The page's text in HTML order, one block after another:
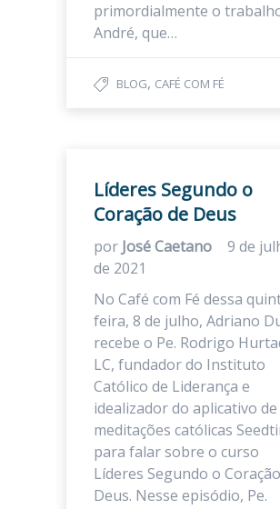
primordialmente o
André, que…
BLOG, CAFÉ COM FÉ
Líderes Segundo o
Coração de Deus
por José Caetano
9 de
de 2021
No Café com Fé dessa
feira, 8 de julho, Adriano
recebe o Pe. Rodrigo
LC, fundador do Instituto
Católico de Liderança e
idealizador do aplicativo de
meditações católicas
para falar sobre o curso
Líderes Segundo o
Deus. Nesse episódio, Pe.